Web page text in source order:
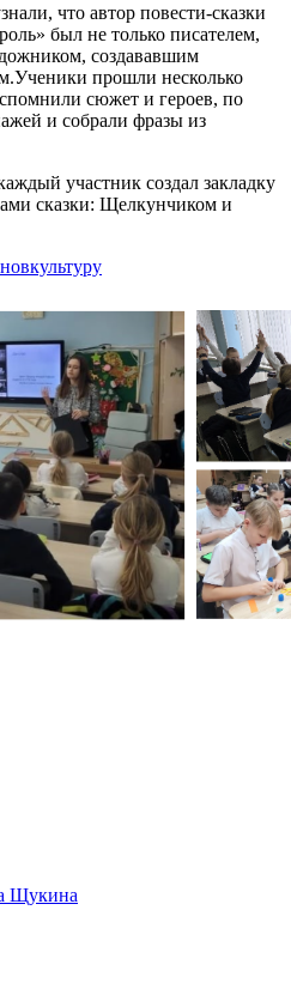
что автор повести-сказки
был не только писателем,
создававшим
Ученики прошли несколько
сюжет и героев, по
и собрали фразы из
участник создал закладку
сказки: Щелкунчиком и
Щукина